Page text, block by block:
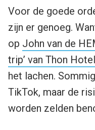
Voor de goede
zijn er genoeg.
op John van de
trip’ van Thon
het lachen.
TikTok, maar de
worden zelden